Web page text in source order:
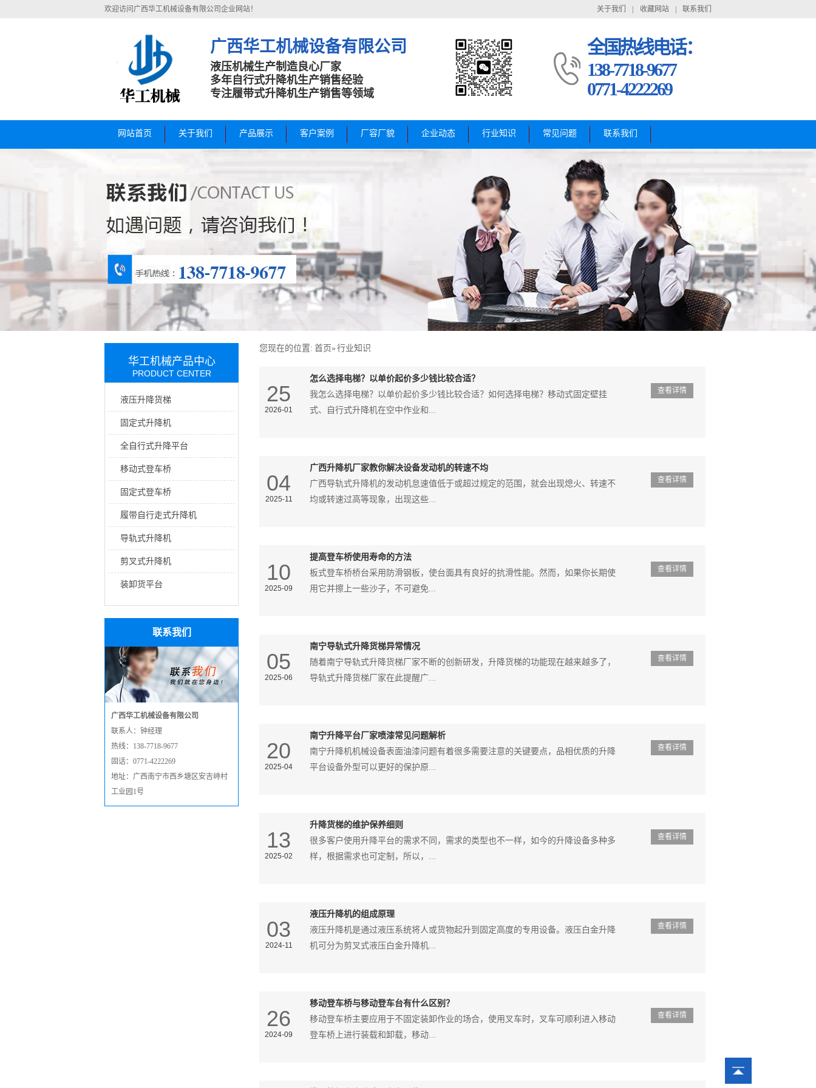
欢迎访问广西华工机械设备有限公司企业网站！ 关于我们 收藏网站 联系我们
广西华工机械设备有限公司
液压机械生产制造良心厂家
多年自行式升降机生产销售经验
专注履带式升降机生产销售等领域
全国热线电话：
138-7718-9677
0771-4222269
网站首页 关于我们 产品展示 客户案例 厂容厂貌 企业动态 行业知识 常见问题 联系我们
您现在的位置: 首页» 行业知识
查看详情
25
2026-01
怎么选择电梯？以单价起价多少钱比较合适？
我怎么选择电梯？以单价起价多少钱比较合适？如何选择电梯？移动式固定壁挂
式、自行式升降机在空中作业和...
查看详情
04
2025-11
广西升降机厂家教你解决设备发动机的转速不均
广西导轨式升降机的发动机怠速值低于或超过规定的范围，就会出现熄火、转速不
均或转速过高等现象，出现这些...
查看详情
10
2025-09
提高登车桥使用寿命的方法
板式登车桥桥台采用防滑钢板，使台面具有良好的抗滑性能。然而，如果你长期使
用它并擦上一些沙子，不可避免...
查看详情
05
2025-06
南宁导轨式升降货梯异常情况
随着南宁导轨式升降货梯厂家不断的创新研发，升降货梯的功能现在越来越多了，
导轨式升降货梯厂家在此提醒广...
查看详情
20
2025-04
南宁升降平台厂家喷漆常见问题解析
南宁升降机机械设备表面油漆问题有着很多需要注意的关键要点，品相优质的升降
平台设备外型可以更好的保护原...
查看详情
13
2025-02
升降货梯的维护保养细则
很多客户使用升降平台的需求不同，需求的类型也不一样，如今的升降设备多种多
样，根据需求也可定制，所以，...
查看详情
03
2024-11
液压升降机的组成原理
液压升降机是通过液压系统将人或货物起升到固定高度的专用设备。液压白金升降
机可分为剪叉式液压白金升降机...
查看详情
26
2024-09
移动登车桥与移动登车台有什么区别？
移动登车桥主要应用于不固定装卸作业的场合，使用叉车时，叉车可顺利进入移动
登车桥上进行装载和卸载，移动...
华工机械产品中心
PRODUCT CENTER
液压升降货梯
固定式升降机
全自行式升降平台
移动式登车桥
固定式登车桥
履带自行走式升降机
导轨式升降机
剪叉式升降机
装卸货平台
联系我们
广西华工机械设备有限公司
联系人：钟经理
热线：138-7718-9677
固话：0771-4222269
地址：广西南宁市西乡塘区安吉峙村
工业园1号